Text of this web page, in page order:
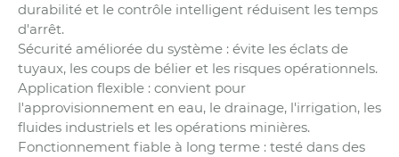
durabilité et le contrôle intelligent réduisent les temps
d'arrêt.
Sécurité améliorée du système : évite les éclats de
tuyaux, les coups de bélier et les risques opérationnels.
Application flexible : convient pour
l'approvisionnement en eau, le drainage, l'irrigation, les
fluides industriels et les opérations minières.
Fonctionnement fiable à long terme : testé dans des